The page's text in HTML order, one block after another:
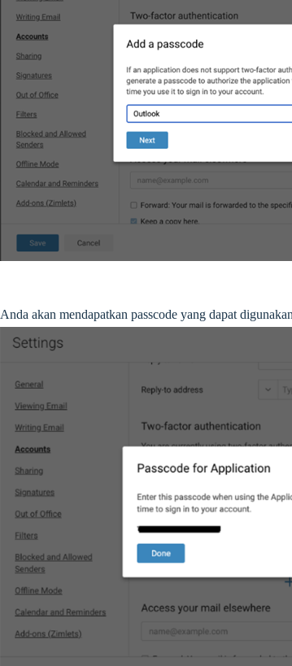
Anda akan mendapatkan passcode yang dapat